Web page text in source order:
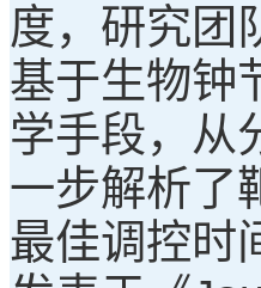
度，研究团
基于生物钟
学手段，从
一步解析了
最佳调控时